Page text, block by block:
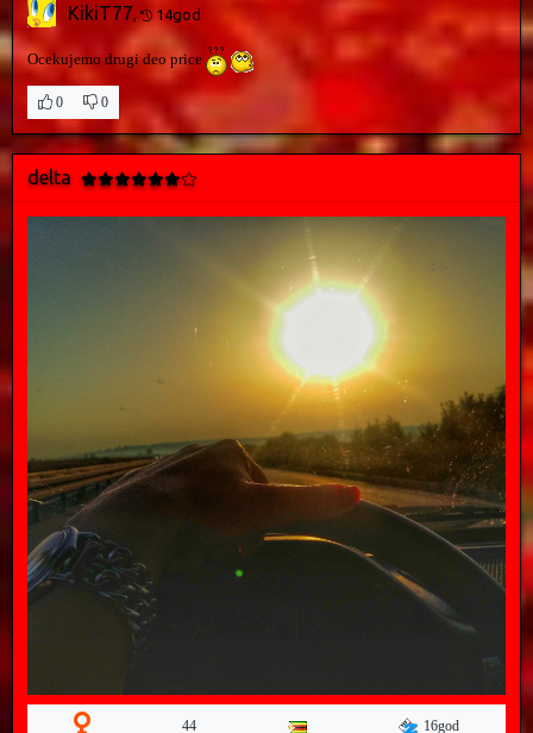
KikiT77 14god
Ocekujemo drugi deo price
0 0
delta
44 16god